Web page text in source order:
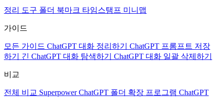
정리 도구 폴더 북마크 타임스탬프 미니맵
가이드
모든 가이드 ChatGPT 대화 정리하기 ChatGPT 프롬프트 저장
하기 긴 ChatGPT 대화 탐색하기 ChatGPT 대화 일괄 삭제하기
비교
전체 비교 Superpower ChatGPT 폴더 확장 프로그램 ChatGPT